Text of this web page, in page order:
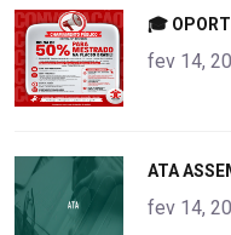
🎓
fev 14,
ATA
fev 14,